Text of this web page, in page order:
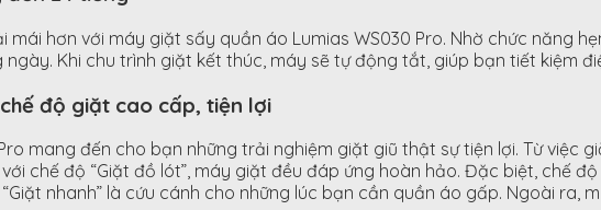
hơn với máy giặt sấy quần áo Lumias WS030 Pro. Nhờ chức năng
Khi chu trình giặt kết thúc, máy sẽ tự động tắt, giúp bạn tiết kiệm
độ giặt cao cấp, tiện lợi
mang đến cho bạn những trải nghiệm giặt giũ thật sự tiện lợi. Từ việc
chế độ “Giặt đồ lót”, máy giặt đều đáp ứng hoàn hảo. Đặc biệt, chế
nhanh” là cứu cánh cho những lúc bạn cần quần áo gấp. Ngoài ra,